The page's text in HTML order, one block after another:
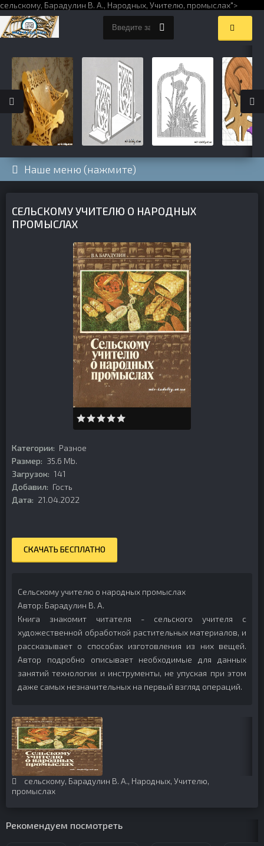
сельскому, Барадулин В. А., Народных, Учителю, промыслах">
Наше меню (нажмите)
СЕЛЬСКОМУ УЧИТЕЛЮ О НАРОДНЫХ
ПРОМЫСЛАХ
Категории: Разное
Размер: 35.6 Mb.
Загрузок: 141
Добавил: Гость
Дата: 21.04.2022
СКАЧАТЬ БЕСПЛАТНО
Сельскому учителю о народных промыслах
Автор: Барадулин В. А.
Книга знакомит читателя - сельского учителя с
художественной обработкой растительных материалов, и
рассказывает о способах изготовления из них вещей.
Автор подробно описывает необходимые для данных
занятий технологии и инструменты, не упуская при этом
даже самых незначительных на первый взгляд операций.
сельскому, Барадулин В. А., Народных, Учителю,
промыслах
Рекомендуем посмотреть